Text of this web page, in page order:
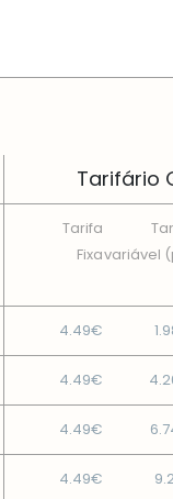
Tarifário
Tarifa
Fixavariável
4.49€
4.49€
4.49€
4.49€